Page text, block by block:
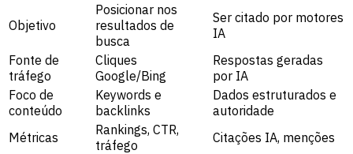
Objetivo
Posicionar nos
resultados de
busca
Ser citado por motores
IA
Fonte de
tráfego
Cliques
Google/Bing
Respostas geradas
por IA
Foco de
conteúdo
Keywords e
backlinks
Dados estruturados e
autoridade
Métricas
Rankings, CTR,
tráfego
Citações IA, menções